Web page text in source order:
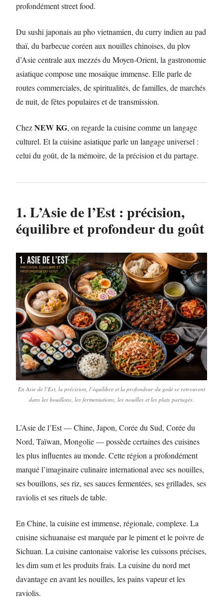
profondément street food.
Du sushi japonais au pho vietnamien, du curry indien au pad
thaï, du barbecue coréen aux nouilles chinoises, du plov
d’Asie centrale aux mezzés du Moyen-Orient, la gastronomie
asiatique compose une mosaïque immense. Elle parle de
routes commerciales, de spiritualités, de familles, de marchés
de nuit, de fêtes populaires et de transmission.
ChezNEW KG, on regarde la cuisine comme un langage
culturel. Et la cuisine asiatique parle un langage universel :
celui du goût, de la mémoire, de la précision et du partage.
1. L’Asie de l’Est : précision,
équilibre et profondeur du goût
En Asie de l’Est, la précision, l’équilibre et la profondeur du goût se retrouvent
dans les bouillons, les fermentations, les nouilles et les plats partagés.
L’Asie de l’Est — Chine, Japon, Corée du Sud, Corée du
Nord, Taïwan, Mongolie — possède certaines des cuisines
les plus influentes au monde. Cette région a profondément
marqué l’imaginaire culinaire international avec ses nouilles,
ses bouillons, ses riz, ses sauces fermentées, ses grillades, ses
raviolis et ses rituels de table.
En Chine, la cuisine est immense, régionale, complexe. La
cuisine sichuanaise est marquée par le piment et le poivre de
Sichuan. La cuisine cantonaise valorise les cuissons précises,
les dim sum et les produits frais. La cuisine du nord met
davantage en avant les nouilles, les pains vapeur et les
raviolis.